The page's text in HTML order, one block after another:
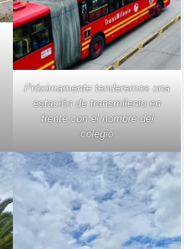
Próximamente tenderemos una
estación de transmilenio en
frente con el nombre del
colegio